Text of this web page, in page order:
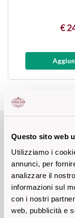
Questo sito web
Utilizziamo i
annunci, per
analizzare il
informazioni sul
con i nostri
web, pubblicità e
Vini Umbri
Vini Veneti
Vini della Borgogna
Vini Bordeaux
Vedi tutti
€
VINI D'ITALIA
Rosso 2020
BIBENDA
Italiana